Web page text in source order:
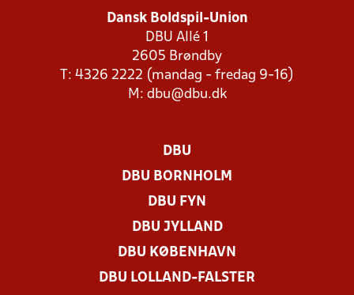
Dansk Boldspil-Union
DBU Allé 1
2605 Brøndby
T: 4326 2222 (mandag - fredag 9-16)
M: dbu@dbu.dk
DBU
DBU BORNHOLM
DBU FYN
DBU JYLLAND
DBU KØBENHAVN
DBU LOLLAND-FALSTER